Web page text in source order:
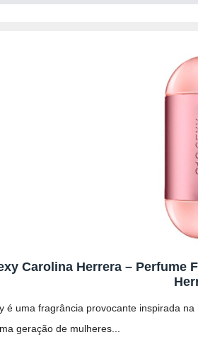
Carolina Herrera – Perfume
é uma fragrância provocante inspirada
geração de mulheres